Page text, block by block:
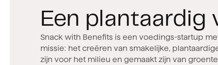
Een plantaardig
Snack with Benefits is een voedings-startup
missie: het creëren van smakelijke,
zijn voor het milieu en gemaakt zijn van
kunnen we een website creëren die ons
en resoneert bij B2B-prospects. De
uitnodigend en verrassend, met als